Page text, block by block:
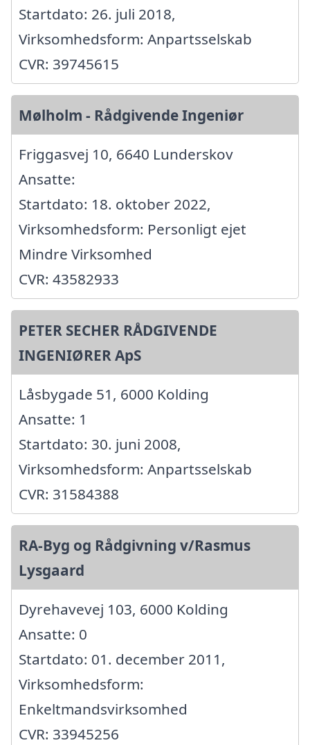
Startdato: 26. juli 2018,
Virksomhedsform: Anpartsselskab
CVR: 39745615
Mølholm - Rådgivende Ingeniør
Friggasvej 10, 6640 Lunderskov
Ansatte:
Startdato: 18. oktober 2022,
Virksomhedsform: Personligt ejet
Mindre Virksomhed
CVR: 43582933
PETER SECHER RÅDGIVENDE
INGENIØRER ApS
Låsbygade 51, 6000 Kolding
Ansatte: 1
Startdato: 30. juni 2008,
Virksomhedsform: Anpartsselskab
CVR: 31584388
RA-Byg og Rådgivning v/Rasmus
Lysgaard
Dyrehavevej 103, 6000 Kolding
Ansatte: 0
Startdato: 01. december 2011,
Virksomhedsform:
Enkeltmandsvirksomhed
CVR: 33945256